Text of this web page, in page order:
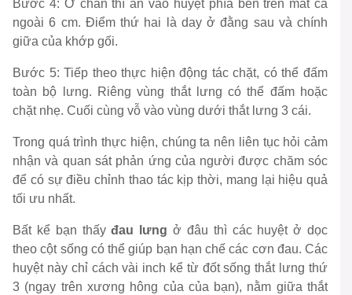
Bước 4: Ở chân thì ấn vào huyệt phía bên trên mắt cá
ngoài 6 cm. Điểm thứ hai là day ở đằng sau và chính
giữa của khớp gối.
Bước 5: Tiếp theo thực hiện động tác chặt, có thể đấm
toàn bộ lưng. Riêng vùng thắt lưng có thể đấm hoặc
chặt nhẹ. Cuối cùng vỗ vào vùng dưới thắt lưng 3 cái.
Trong quá trình thực hiện, chúng ta nên liên tục hỏi cảm
nhận và quan sát phản ứng của người được chăm sóc
để có sự điều chỉnh thao tác kịp thời, mang lại hiệu quả
tối ưu nhất.
Bất kể bạn thấyđau lưngở đâu thì các huyệt ở dọc
theo cột sống có thể giúp bạn hạn chế các cơn đau. Các
huyệt này chỉ cách vài inch kể từ đốt sống thắt lưng thứ
3 (ngay trên xương hông của của bạn), nằm giữa thắt